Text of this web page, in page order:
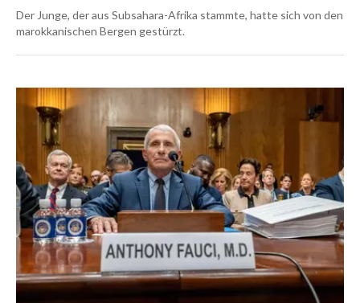
Der Junge, der aus Subsahara-Afrika stammte, hatte sich von den
marokkanischen Bergen gestürzt.